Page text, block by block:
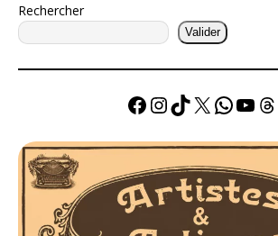
Rechercher
Valider